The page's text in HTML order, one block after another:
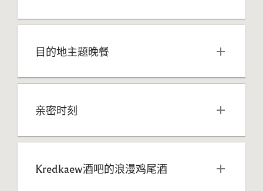
目的地主题晚餐
亲密时刻
Kredkaew酒吧的浪漫鸡尾酒